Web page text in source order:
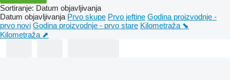
Sortiranje: Datum objavljivanja
Datum objavljivanja Prvo skupe Prvo jeftine Godina proizvodnje -
prvo novi Godina proizvodnje - prvo stare Kilometraža ⬊
Kilometraža ⬈